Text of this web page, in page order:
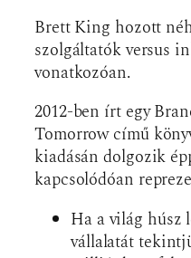
Brett King hozott
szolgáltatók versus
vonatkozóan.
2012-ben írt egy
Tomorrow című
kiadásán dolgozik
kapcsolódóan
Ha a világ húsz
vállalatát